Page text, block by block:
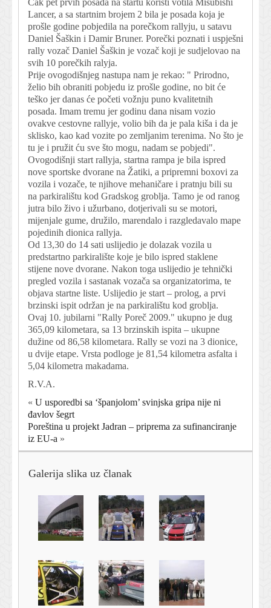
Lancer, a sa startnim brojem 2 bila je posada koja je
prošle godine pobjedila na porečkom rallyju, u satavu
Daniel Šaškin i Damir Bruner. Porečki poznati i uspješni
rally vozač Daniel Šaškin je vozač koji je sudjelovao na
svih 10 porečkih ralyja.
Prije ovogodišnjeg nastupa nam je rekao: " Prirodno,
želio bih obraniti pobjedu iz prošle godine, no bit će
teško jer danas će početi vožnju puno kvalitetnih
posada. Imam tremu jer godinu dana nisam vozio
ovakve cestovne rallyje, volio bih da je pala kiša i da je
sklisko, kao kad vozite po zemljanim terenima. No što je
tu je i pružit ću sve što mogu, nadam se pobjedi".
Ovogodišnji start rallyja, startna rampa je bila ispred
nove sportske dvorane na Žatiki, a pripremni boxovi za
vozila i vozače, te njihove mehaničare i pratnju bili su
na parkiralištu kod Gradskog groblja. Tamo je od ranog
jutra bilo živo i užurbano, dotjerivali su se motori,
mijenjale gume, družilo, marendalo i razgledavalo mape
pojedinih dionica rallyja.
Od 13,30 do 14 sati uslijedio je dolazak vozila u
predstartno parkiralište koje je bilo ispred staklene
stijene nove dvorane. Nakon toga uslijedio je tehnički
pregled vozila i sastanak vozača sa organizatorima, te
objava startne liste. Uslijedio je start – prolog, a prvi
brzinski ispit održan je na parkiralištu kod groblja.
Ovaj 10. jubilarni "Rally Poreč 2009." ukupno je dug
365,09 kilometara, sa 13 brzinskih ispita – ukupne
dužine od 86,58 kilometara. Rally se vozi na 3 dionice,
u dvije etape. Vrsta podloge je 81,54 kilometra asfalta i
5,04 kilometra makadama.
R.V.A.
« U usporedbi sa ‘španjolom’ svinjska gripa nije ni
đavlov šegrt
Poreština u projekt Jadran – priprema za sufinanciranje
iz EU-a »
Galerija slika uz članak